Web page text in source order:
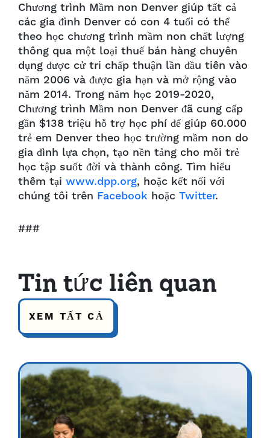
Chương trình Mầm non Denver giúp tất cả
các gia đình Denver có con 4 tuổi có thể
theo học chương trình mầm non chất lượng
thông qua một loại thuế bán hàng chuyên
dụng được cử tri chấp thuận lần đầu tiên vào
năm 2006 và được gia hạn và mở rộng vào
năm 2014. Trong năm học 2019-2020,
Chương trình Mầm non Denver đã cung cấp
gần $138 triệu hỗ trợ học phí để giúp 60.000
trẻ em Denver theo học trường mầm non do
gia đình lựa chọn, tạo nền tảng cho mỗi trẻ
học tập suốt đời và thành công. Tìm hiểu
thêm tại www.dpp.org, hoặc kết nối với
chúng tôi trên Facebook hoặc Twitter.
###
Tin tức liên quan
XEM TẤT CẢ